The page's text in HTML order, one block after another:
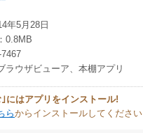
年5月28日
0.8MB
ラウザビューア、本棚アプリ
にはアプリをインストール!
らからインストールしてください